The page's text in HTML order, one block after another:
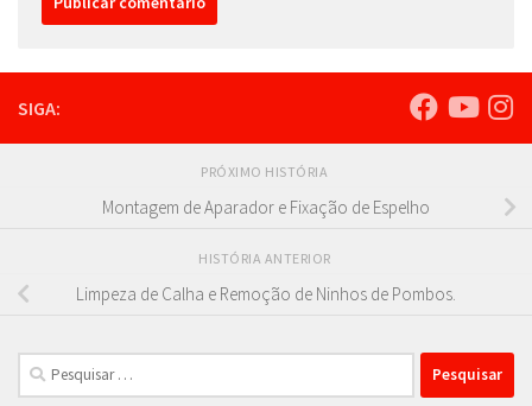
SIGA:
PRÓXIMO HISTÓRIA
Montagem de Aparador e Fixação de Espelho
HISTÓRIA ANTERIOR
Limpeza de Calha e Remoção de Ninhos de Pombos.
Pesquisar
por: